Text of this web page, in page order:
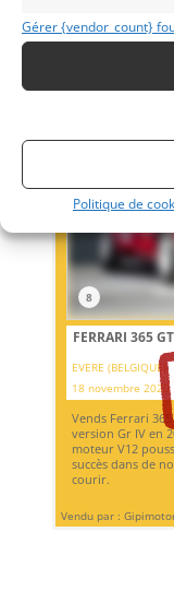
Gérer {vendor_count}
Politique de
8
FERRARI 365
EVERE (BELGIQUE)
18 novembre 2020
Vends Ferrari
version Gr IV en
moteur V12
succès dans de
courir.
Vendu par :